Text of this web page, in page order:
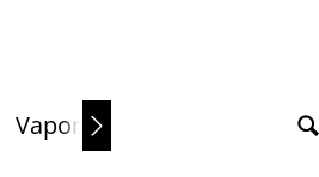
Vaporizer